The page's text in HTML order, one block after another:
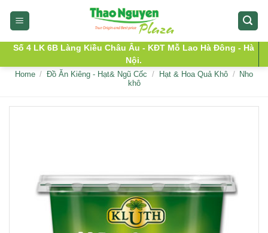
Số 4 LK 6B Làng Kiều Châu Âu - KĐT Mỗ Lao Hà Đông - Hà
Nội.
Home / Đồ Ăn Kiêng - Hạt& Ngũ Cốc / Hạt & Hoa Quả Khô /
Nho
khô